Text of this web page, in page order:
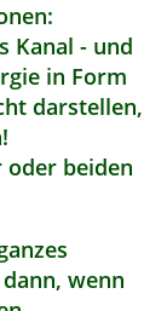
Kanal - und
in Form
darstellen,
oder beiden
wenn